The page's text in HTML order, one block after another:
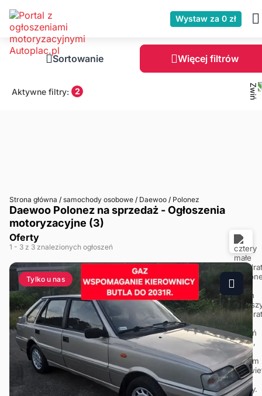
Wystaw za 0 zł
Sortowanie Więcej filtrów
Aktywne filtry: 2
Strona główna / samochody osobowe / Daewoo / Polonez
Daewoo Polonez na sprzedaż - Ogłoszenia
motoryzacyjne (3)
Oferty
1 - 3 z 3 znalezionych ogłoszeń
Tylko u nas